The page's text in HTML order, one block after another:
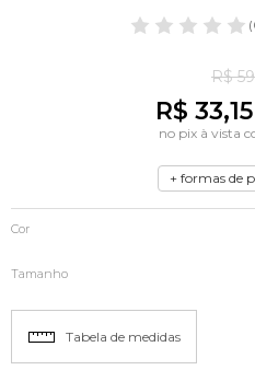
R$
R$ 33,15
no pix à vista
+ formas de
Cor
Tamanho
Tabela de medidas